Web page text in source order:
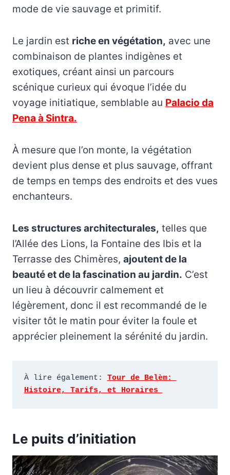
mode de vie sauvage et primitif.
Le jardin est riche en végétation, avec une
combinaison de plantes indigènes et
exotiques, créant ainsi un parcours
scénique curieux qui évoque l’idée du
voyage initiatique, semblable au Palacio da
Pena à Sintra.
À mesure que l’on monte, la végétation
devient plus dense et plus sauvage, offrant
de temps en temps des endroits et des vues
enchanteurs.
Les structures architecturales, telles que
l’Allée des Lions, la Fontaine des Ibis et la
Terrasse des Chimères, ajoutent de la
beauté et de la fascination au jardin. C’est
un lieu à découvrir calmement et
légèrement, donc il est recommandé de le
visiter tôt le matin pour éviter la foule et
apprécier pleinement la sérénité du jardin.
À lire également: Tour de Belèm:
Histoire, Tarifs, et Horaires
Le puits d’initiation